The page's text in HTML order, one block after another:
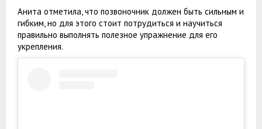
Анита отметила, что позвоночник должен быть сильным и
гибким, но для этого стоит потрудиться и научиться
правильно выполнять полезное упражнение для его
укрепления.